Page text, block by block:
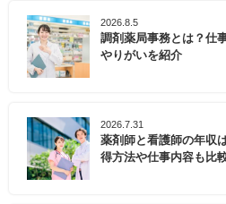
2026.8.5
調剤薬局事務とは？仕
やりがいを紹介
2026.7.31
薬剤師と看護師の年収
得方法や仕事内容も比